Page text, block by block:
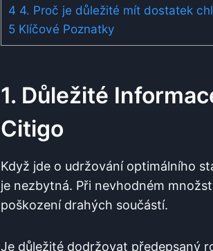
4 4. Proč je důležité mít dostatek
5 Klíčové Poznatky
1. Důležité
Citigo
Když jde o udržování optimálního
je nezbytná. Při nevhodném
poškození drahých součástí.
Je důležité dodržovat předepsaný